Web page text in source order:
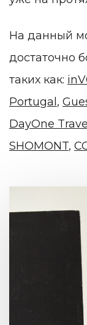
На данный
достаточно
таких как:
Portugal ,
DayOne
SHOMONT,